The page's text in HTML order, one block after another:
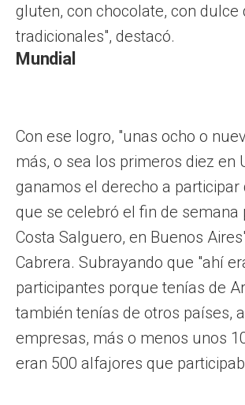
gluten, con chocolate, con dulce
tradicionales", destacó.
Mundial
Con ese logro, "unas ocho o
más, o sea los primeros diez en
ganamos el derecho a participar
que se celebró el fin de semana
Costa Salguero, en Buenos
Cabrera. Subrayando que "ahí
participantes porque tenías de
también tenías de otros países,
empresas, más o menos unos
eran 500 alfajores que